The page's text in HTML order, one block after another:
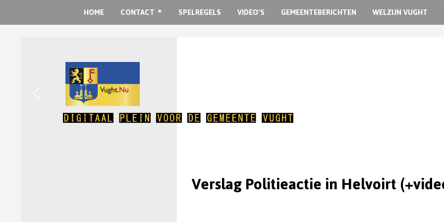
HOME CONTACT SPELREGELS VIDEO’S GEMEENTEBERICHTEN WELZIJN VUGHT
Verslag Politieactie in Helvoirt